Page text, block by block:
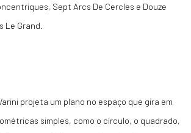
Sept Arcs De Cercles e Douze
Le Grand.
projeta um plano no espaço que gira em
simples, como o círculo, o quadrado,